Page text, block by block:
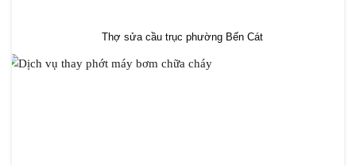
Thợ sửa cầu trục phường Bến Cát